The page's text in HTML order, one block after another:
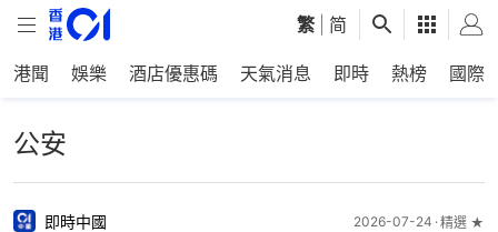
繁 简
港聞 娛樂 酒店優惠碼 天氣消息 即時 熱榜 國際
公安
即時中國 2026-07-24 精選 ★